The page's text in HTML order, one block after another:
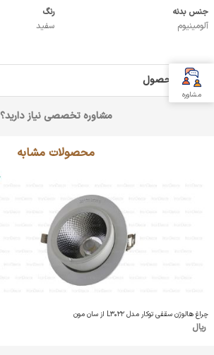
جنس بدنه
آلومینیوم
رنگ
سفید
جزئیات محصول
مشاوره تخصصی نیاز دارید؟
محصولات مشابه
چراغ هالوژن سقفی توکار مدل L3022 از سان مون
ریال
مشاوره